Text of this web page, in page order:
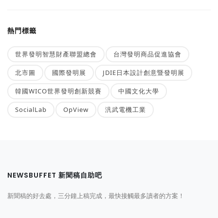
熱門標籤
世界發明智慧財產聯盟總會 台灣發明商品促進協會
北市圖 國際發明展 JDIE日本設計創意暨發明展
韓國WICO世界發明創新競賽 中國文化大學
SocialLab OpView 汎武電機工業
NEWSBUFFET 新聞稿自助吧
新聞稿的好去處，三分鐘上稿完成，最快接觸最多讀者的方案！